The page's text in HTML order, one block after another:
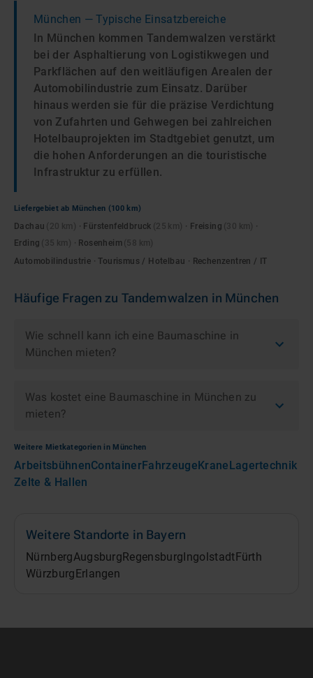
München — Typische Einsatzbereiche
In München kommen Tandemwalzen verstärkt
bei der Asphaltierung von Logistikwegen und
Parkflächen auf den weitläufigen Arealen der
Automobilindustrie zum Einsatz. Darüber
hinaus werden sie für die präzise Verdichtung
von Zufahrten und Gehwegen bei zahlreichen
Hotelbauprojekten im Stadtgebiet genutzt, um
die hohen Anforderungen an die touristische
Infrastruktur zu erfüllen.
Liefergebiet ab München (100 km)
Dachau · Fürstenfeldbruck · Freising
·
Erding
· Rosenheim
Automobilindustrie · Tourismus / Hotelbau · Rechenzentren / IT
Häufige Fragen zu Tandemwalzen in München
Wie schnell kann ich eine Baumaschine in
München mieten?
Was kostet eine Baumaschine in München zu
mieten?
Weitere Mietkategorien in München
ArbeitsbühnenContainerFahrzeugeKraneLagertechnik
Zelte & Hallen
Weitere Standorte in Bayern
NürnbergAugsburg Regensburg Ingolstadt Fürth
Würzburg Erlangen